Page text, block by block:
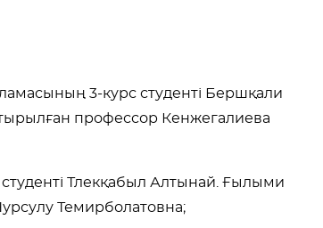
3-курс студенті Бершқали
профессор Кенжегалиева
Тлекқабыл Алтынай. Ғылыми
Темирболатовна;